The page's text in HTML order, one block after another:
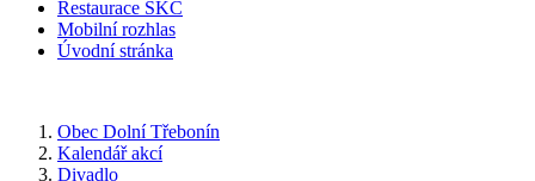
Restaurace SKC
Mobilní rozhlas
Úvodní stránka
Obec Dolní Třebonín
Kalendář akcí
Divadlo